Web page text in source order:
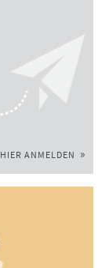
HIER ANMELDEN